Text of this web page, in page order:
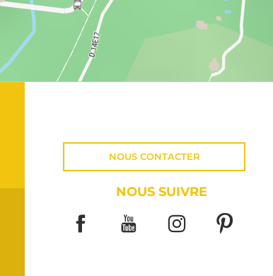
NOUS CONTACTER
NOUS SUIVRE